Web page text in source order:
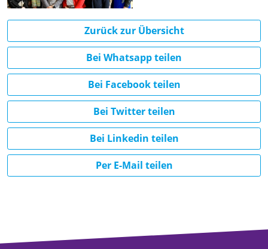
Zurück zur Übersicht
Bei Whatsapp teilen
Bei Facebook teilen
Bei Twitter teilen
Bei Linkedin teilen
Per E-Mail teilen